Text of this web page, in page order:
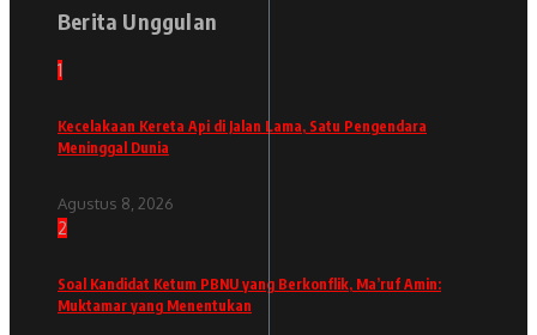
Berita Unggulan
1
Kecelakaan Kereta Api di Jalan Lama, Satu Pengendara
Meninggal Dunia
Agustus 8, 2026
2
Soal Kandidat Ketum PBNU yang Berkonflik, Ma’ruf Amin:
Muktamar yang Menentukan